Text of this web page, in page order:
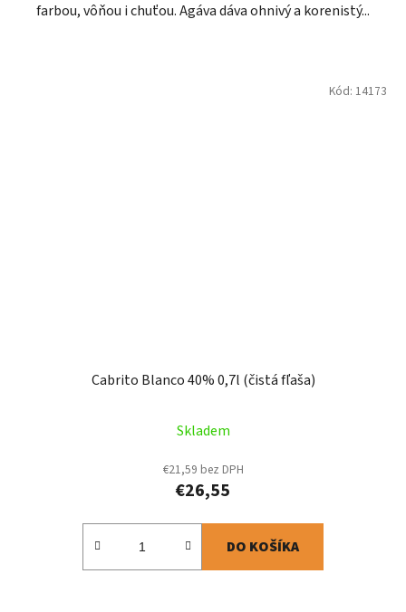
farbou, vôňou i chuťou. Agáva dáva ohnivý a korenistý...
Cabrito Blanco 40% 0,7l (čistá fľaša)
Skladem
€21,59 bez DPH
€26,55
DO KOŠÍKA
Kód: 14173